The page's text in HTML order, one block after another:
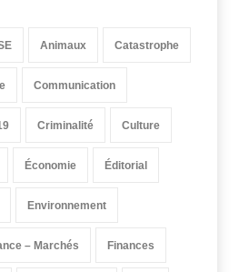
Animaux Catastrophe
Communication
Criminalité Culture
Économie Éditorial
Environnement
– Marchés Finances